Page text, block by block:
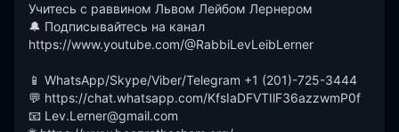
Учитесь с раввином Львом Лейбом Лернером
🔔 Подписывайтесь на канал
https://www.youtube.com/@RabbiLevLeibLerner
📱 WhatsApp/Skype/Viber/Telegram +1 (201)-725-3444
💬 https://chat.whatsapp.com/KfsIaDFVTIlF36azzwmP0f
📧 Lev.Lerner@gmail.com